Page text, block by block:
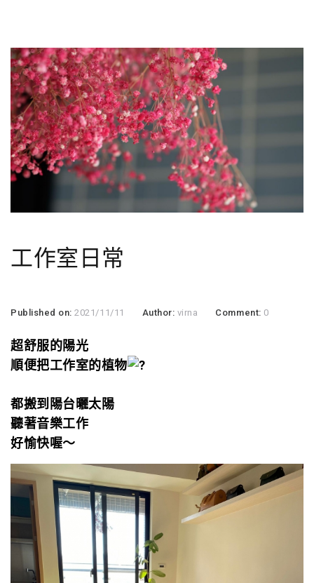
工作室日常
Published on:2021/11/11 Author: virna Comment: 0
超舒服的陽光
順便把工作室的植物
都搬到陽台曬太陽
聽著音樂工作
好愉快喔～